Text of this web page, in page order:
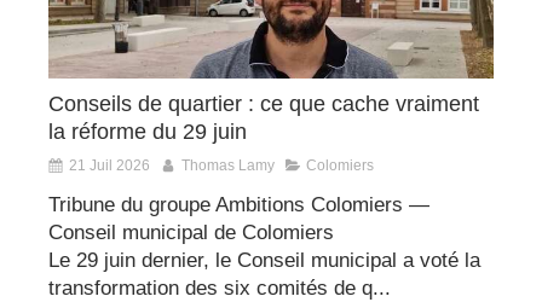
Conseils de quartier : ce que cache vraiment
la réforme du 29 juin
21 Juil 2026 Thomas Lamy Colomiers
Tribune du groupe Ambitions Colomiers —
Conseil municipal de Colomiers
Le 29 juin dernier, le Conseil municipal a voté la
transformation des six comités de q...